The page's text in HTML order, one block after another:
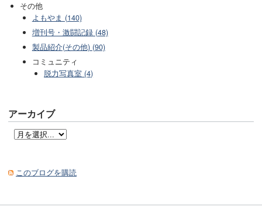
その他
よもやま (140)
増刊号・激闘記録 (48)
製品紹介(その他) (90)
コミュニティ
脱力写真室 (4)
アーカイブ
このブログを購読